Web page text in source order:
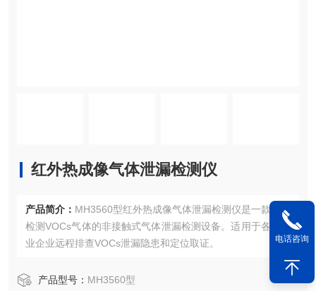
红外热成像气体泄漏检测仪
产品简介： MH3560型红外热成像气体泄漏检测仪是一款用于
检测VOCs气体的非接触式气体泄漏检测设备。适用于各类工
业企业远程排查VOCs泄漏隐患和定位取证。
产品型号： MH3560型
电话咨询